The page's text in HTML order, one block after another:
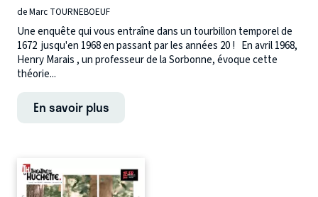
de Marc TOURNEBOEUF
Une enquête qui vous entraîne dans un tourbillon temporel de
1672 jusqu'en 1968 en passant par les années 20 ! En avril 1968,
Henry Marais , un professeur de la Sorbonne, évoque cette
théorie...
En savoir plus